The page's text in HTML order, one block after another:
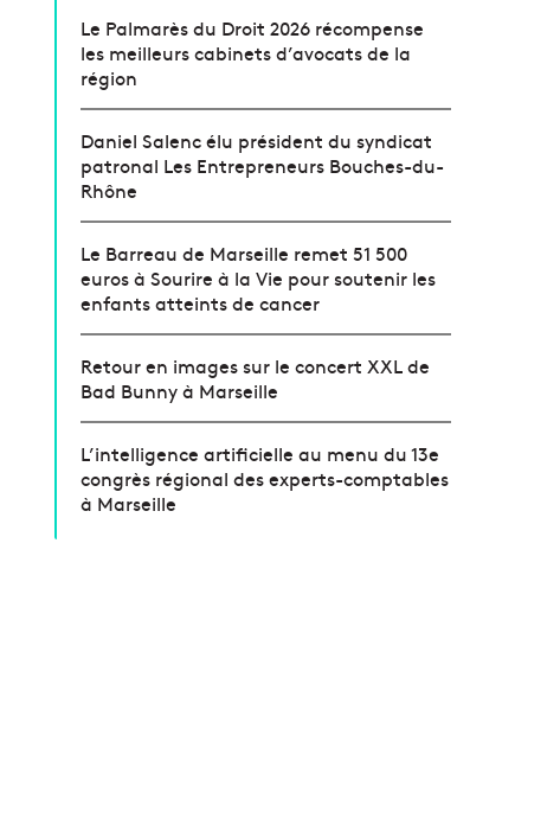
Le Palmarès du Droit 2026 récompense
les meilleurs cabinets d’avocats de la
région
Daniel Salenc élu président du syndicat
patronal Les Entrepreneurs Bouches-du-
Rhône
Le Barreau de Marseille remet 51 500
euros à Sourire à la Vie pour soutenir les
enfants atteints de cancer
Retour en images sur le concert XXL de
Bad Bunny à Marseille
L’intelligence artificielle au menu du 13e
congrès régional des experts-comptables
à Marseille